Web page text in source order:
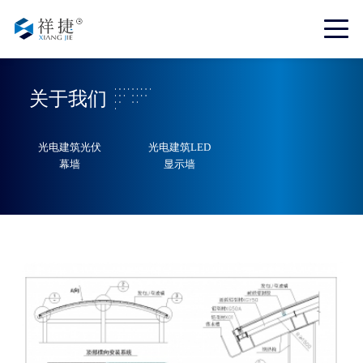
关于我们
光电建筑光伏
幕墙
光电建筑LED
显示墙